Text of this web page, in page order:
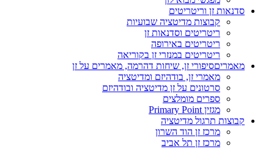
סדנאות זן וריטריטים
קבוצות מדיטציה שבועיות
ריטריטים וסדנאות זן
ריטריטים באירופה
ריטריטים במנזרי זן בקוריאה
מאמריםסיפורי זן, שיחות דהרמה, מאמרים על זן
מאמרי זן, בודהיזם ומדיטציה
סרטונים על זן מדיטציה ובודהיזם
ספרים מומלצים
מגזין Primary Point
קבוצות תרגול מדיטציה
מרכז זן הוד השרון
מרכז זן תל אביב